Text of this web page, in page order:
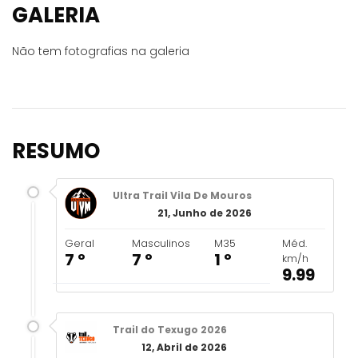
GALERIA
Não tem fotografias na galeria
RESUMO
Ultra Trail Vila De Mouros
21, Junho de 2026
Geral
7 º
Masculinos
7 º
M35
1 º
Méd.
km/h
9.99
Trail do Texugo 2026
12, Abril de 2026